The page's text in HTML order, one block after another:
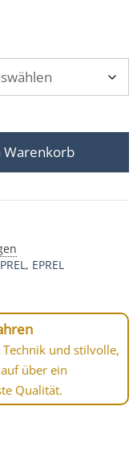
1-flammig | 7W |
Warenkorb
EPREL
und stilvolle,
über ein
Qualität.